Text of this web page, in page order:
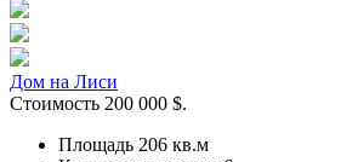
Дом на Лиси
Стоимость 200 000 $.
Площадь 206 кв.м